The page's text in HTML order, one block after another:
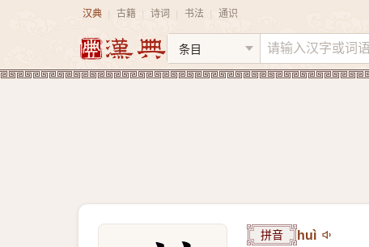
汉典 古籍 诗词 书法 通识
拼音 huì